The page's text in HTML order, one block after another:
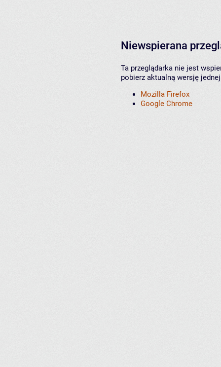
Niewspierana
Ta przeglądarka nie jest
pobierz aktualną wersję
Mozilla Firefox
Google Chrome